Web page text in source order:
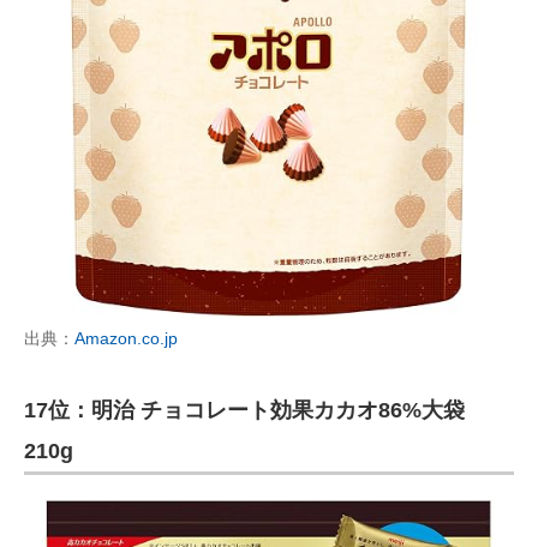
出典： Amazon.co.jp
17位：明治 チョコレート効果カカオ86%大袋
210g